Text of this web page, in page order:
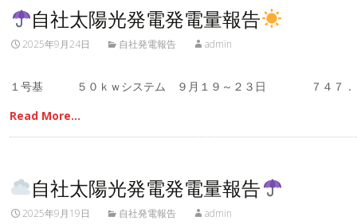
自社太陽光発電発電量報告
2025年9月24日 自社発電報告 admin
１号基 ５０ｋｗシステム ９月１９～２３日 ７４７．
Read More…
自社太陽光発電発電量報告
2025年9月19日 自社発電報告 admin